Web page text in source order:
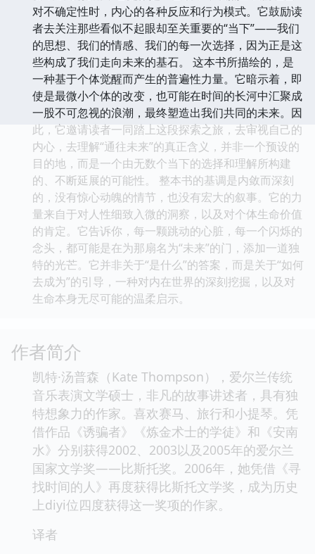
对不确定性时，内心的各种反应和行为模式。它鼓励读
者去关注那些看似不起眼却至关重要的“当下”——我们
的思想、我们的情感、我们的每一次选择，因为正是这
些构成了我们走向未来的基石。 这本书所描绘的，是
一种基于个体觉醒而产生的普遍性力量。它暗示着，即
使是最微小个体的改变，也可能在时间的长河中汇聚成
一股不可忽视的浪潮，最终塑造出我们共同的未来。因
此，它邀请读者一同踏上这段探索之旅，去审视自己的
内心，去理解“通往未来”的真正含义，并非一个预设的
目的地，而是一个由无数个当下的选择和理解所构建
的、不断延展的可能性。 整本书的基调是内敛而深刻
的，没有惊心动魄的情节，也没有宏大的叙事。它的力
量来自于对人性细致入微的洞察，以及对个体生命价值
的肯定。它告诉你，每一颗跳动的心脏，每一个闪烁的
念头，都可能是在为那扇名为“未来”的门，添加一道独
特的光芒。它并非关于“是什么”的答案，而是关于“如何
去成为”的引导，一种对内在世界的深刻挖掘，以及对
生命本身无尽可能的温柔启示。
作者简介
凯特·汤普森（Kate Thompson），爱尔兰传统
音乐表演文学硕士，非凡的故事讲述者，具有独
特想象力的作家。喜欢赛马、旅行和小提琴。凭
借作品《诱骗者》《炼金术士的学徒》和《安南
水》分别获得2002、2003以及2005年的爱尔兰
国家文学奖——比斯托奖。2006年，她凭借《寻
找时间的人》再度获得比斯托文学奖，成为历史
上diyi位四度获得这一奖项的作家。
译者